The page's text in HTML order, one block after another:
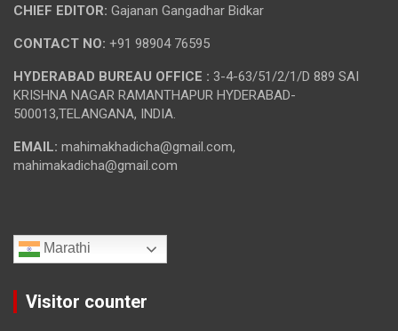
CHIEF EDITOR: Gajanan Gangadhar Bidkar
CONTACT NO: +91 98904 76595
HYDERABAD BUREAU OFFICE : 3-4-63/51/2/1/D 889 SAI
KRISHNA NAGAR RAMANTHAPUR HYDERABAD-
500013,TELANGANA, INDIA.
EMAIL: mahimakhadicha@gmail.com,
mahimakadicha@gmail.com
Marathi
Visitor counter